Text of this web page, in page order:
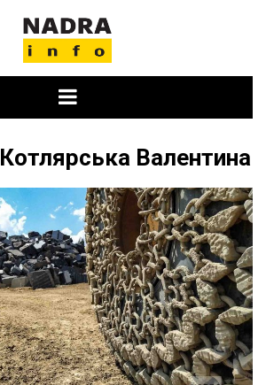
Котлярська Валентина